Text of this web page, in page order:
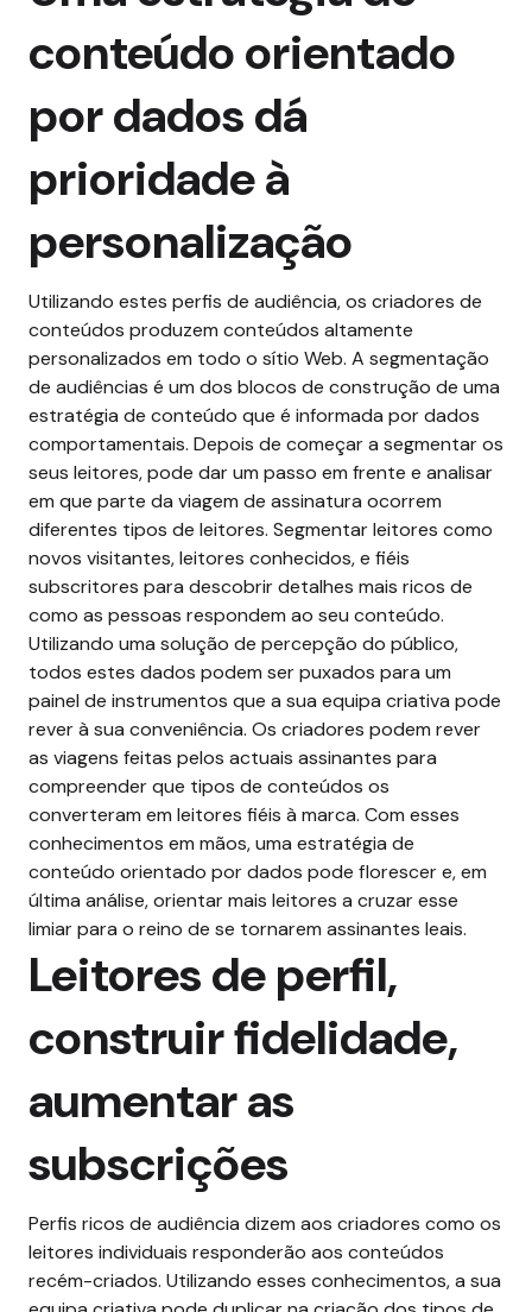
conteúdo orientado
por dados dá
prioridade à
personalização
Utilizando estes perfis de audiência, os criadores de
conteúdos produzem conteúdos altamente
personalizados em todo o sítio Web. A segmentação
de audiências é um dos blocos de construção de uma
estratégia de conteúdo que é informada por dados
comportamentais. Depois de começar a segmentar os
seus leitores, pode dar um passo em frente e analisar
em que parte da viagem de assinatura ocorrem
diferentes tipos de leitores. Segmentar leitores como
novos visitantes, leitores conhecidos, e fiéis
subscritores para descobrir detalhes mais ricos de
como as pessoas respondem ao seu conteúdo.
Utilizando uma solução de percepção do público,
todos estes dados podem ser puxados para um
painel de instrumentos que a sua equipa criativa pode
rever à sua conveniência. Os criadores podem rever
as viagens feitas pelos actuais assinantes para
compreender que tipos de conteúdos os
converteram em leitores fiéis à marca. Com esses
conhecimentos em mãos, uma estratégia de
conteúdo orientado por dados pode florescer e, em
última análise, orientar mais leitores a cruzar esse
limiar para o reino de se tornarem assinantes leais.
Leitores de perfil,
construir fidelidade,
aumentar as
subscrições
Perfis ricos de audiência dizem aos criadores como os
leitores individuais responderão aos conteúdos
recém-criados. Utilizando esses conhecimentos, a sua